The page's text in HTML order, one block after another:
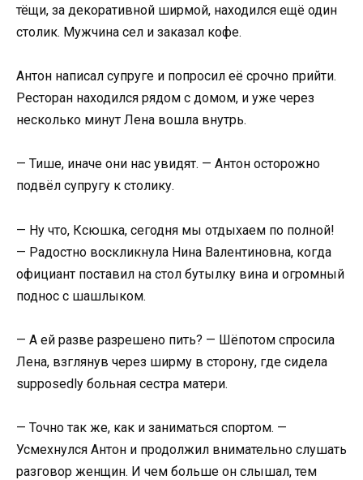
тёщи, за декоративной ширмой, находился ещё один
столик. Мужчина сел и заказал кофе.
Антон написал супруге и попросил её срочно прийти.
Ресторан находился рядом с домом, и уже через
несколько минут Лена вошла внутрь.
— Тише, иначе они нас увидят. — Антон осторожно
подвёл супругу к столику.
— Ну что, Ксюшка, сегодня мы отдыхаем по полной!
— Радостно воскликнула Нина Валентиновна, когда
официант поставил на стол бутылку вина и огромный
поднос с шашлыком.
— А ей разве разрешено пить? — Шёпотом спросила
Лена, взглянув через ширму в сторону, где сидела
supposedly больная сестра матери.
— Точно так же, как и заниматься спортом. —
Усмехнулся Антон и продолжил внимательно слушать
разговор женщин. И чем больше он слышал, тем